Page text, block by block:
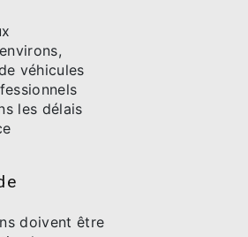
véhicules
les délais
doivent être